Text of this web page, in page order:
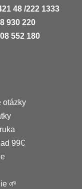
48 /222 1333
930 220
552 180
otázky
99€
🌱